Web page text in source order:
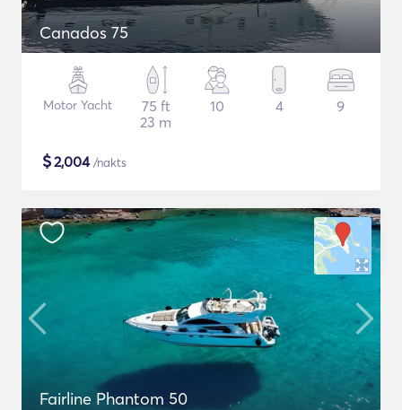
Canados 75
Motor Yacht
75 ft
23 m
10 4 9
$2,004/nakts
Fairline Phantom 50